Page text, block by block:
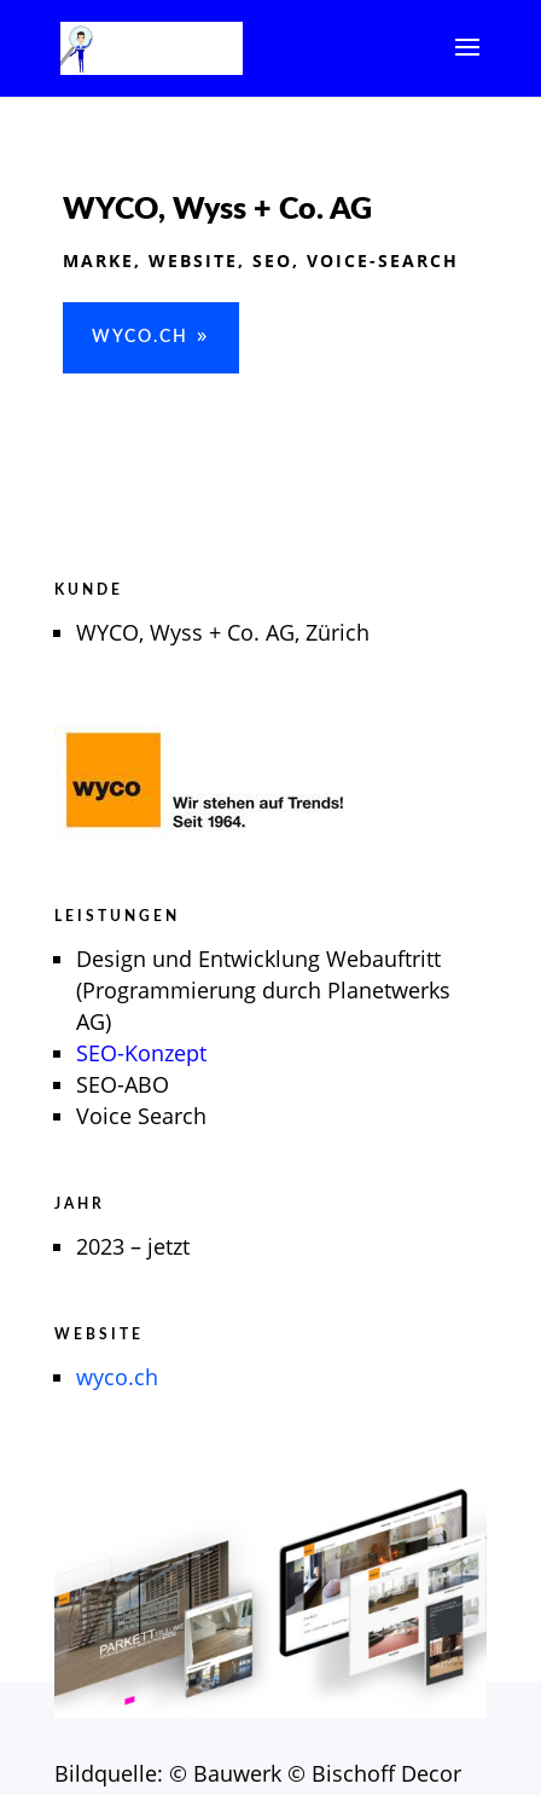
WYCO, Wyss + Co. AG
MARKE, WEBSITE, SEO, VOICE-SEARCH
WYCO.CH
KUNDE
WYCO, Wyss + Co. AG, Zürich
LEISTUNGEN
Design und Entwicklung Webauftritt
(Programmierung durch Planetwerks
AG)
SEO-Konzept
SEO-ABO
Voice Search
JAHR
2023 – jetzt
WEBSITE
wyco.ch
Bildquelle: © Bauwerk © Bischoff Decor